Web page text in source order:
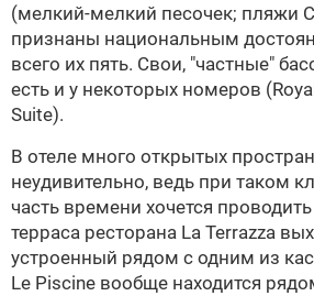
(мелкий-мелкий песочек; пляжи
признаны национальным
всего их пять. Свои, "частные"
есть и у некоторых номеров
Suite).
В отеле много открытых
неудивительно, ведь при таком
часть времени хочется
терраса ресторана La Terrazza
устроенный рядом с одним из
Le Piscine вообще находится